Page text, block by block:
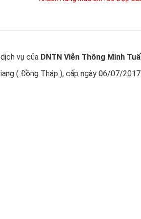
vụ của DNTN Viễn Thông Minh
( Đồng Tháp ), cấp ngày 06/07/2017